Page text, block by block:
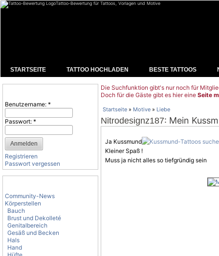
Tattoo-Bewertung für Tattoos, Vorlagen und Motive
STARTSEITE TATTOO HOCHLADEN BESTE TATTOOS
Benutzername: *
Passwort: *
Registrieren
Passwort vergessen
Community-News
Körperstellen
Bauch
Brust und Dekolleté
Genitalbereich
Gesäß und Becken
Hals
Hand
Die Suchfunktion gibt's nur noch für
Doch für die Gäste gibt es hier eine Seite
Startseite » Motive » Liebe
Nitrodesignz187: Mein
Ja Kussmund
Kleiner Spaß !
Muss ja nicht alles so tiefgründig sein